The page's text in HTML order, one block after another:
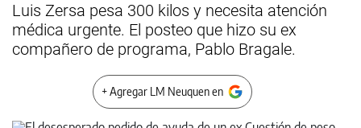
Luis Zersa pesa 300 kilos y necesita atención
médica urgente. El posteo que hizo su ex
compañero de programa, Pablo Bragale.
+ Agregar LM Neuquen en